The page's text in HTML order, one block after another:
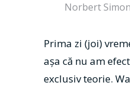
Norbert Simon
Prima zi (joi)
aşa că nu am
exclusiv teorie.